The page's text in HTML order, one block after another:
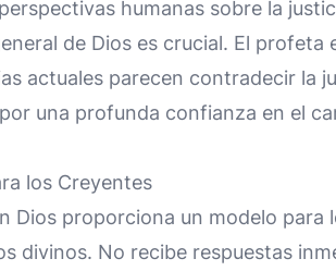
humanas sobre la
de Dios es crucial. El profeta
actuales parecen contradecir la
una profunda confianza en el
los Creyentes
Dios proporciona un modelo para
divinos. No recibe respuestas